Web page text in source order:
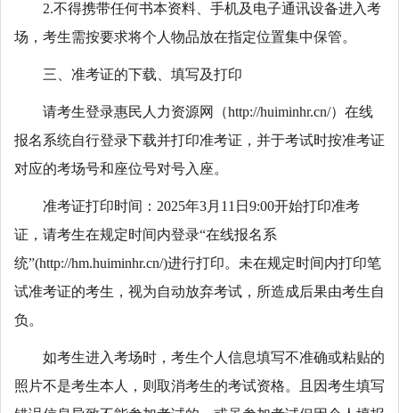
2.不得携带任何书本资料、手机及电子通讯设备进入考
场，考生需按要求将个人物品放在指定位置集中保管。
三、准考证的下载、填写及打印
请考生登录惠民人力资源网（http://huiminhr.cn/）在线
报名系统自行登录下载并打印准考证，并于考试时按准考证
对应的考场号和座位号对号入座。
准考证打印时间：2025年3月11日9:00开始打印准考
证，请考生在规定时间内登录“在线报名系
统”(http://hm.huiminhr.cn/)进行打印。未在规定时间内打印笔
试准考证的考生，视为自动放弃考试，所造成后果由考生自
负。
如考生进入考场时，考生个人信息填写不准确或粘贴的
照片不是考生本人，则取消考生的考试资格。且因考生填写